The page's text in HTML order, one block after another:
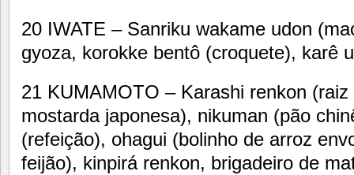
20 IWATE – Sanriku wakame udon
gyoza, korokke bentô (croquete), karê
21 KUMAMOTO – Karashi renkon
mostarda japonesa), nikuman (pão
(refeição), ohagui (bolinho de arroz
feijão), kinpirá renkon, brigadeiro de